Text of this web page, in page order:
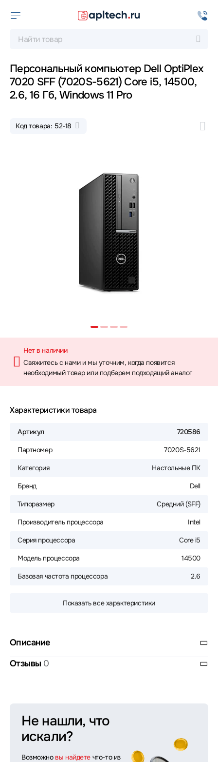
Персональный компьютер Dell OptiPlex
7020 SFF (7020S-5621) Core i5, 14500,
2.6, 16 Гб, Windows 11 Pro
Код товара: 52-18
Нет в наличии
Свяжитесь с нами и мы уточним, когда появится
необходимый товар или подберем подходящий аналог
Характеристики товара
Артикул 720586
Партномер 7020S-5621
Категория Настольные ПК
Бренд Dell
Типоразмер Средний (SFF)
Производитель процессора Intel
Серия процессора Core i5
Модель процессора 14500
Базовая частота процессора 2.6
Показать все характеристики
Описание
Отзывы 0
Не нашли, что
искали?
Возможно вы найдете что-то из